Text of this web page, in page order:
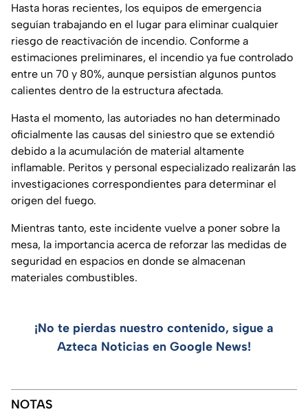
Hasta horas recientes, los equipos de emergencia
seguían trabajando en el lugar para eliminar cualquier
riesgo de reactivación de incendio. Conforme a
estimaciones preliminares, el incendio ya fue controlado
entre un 70 y 80%, aunque persistían algunos puntos
calientes dentro de la estructura afectada.
Hasta el momento, las autoriades no han determinado
oficialmente las causas del siniestro que se extendió
debido a la acumulación de material altamente
inflamable. Peritos y personal especializado realizarán las
investigaciones correspondientes para determinar el
origen del fuego.
Mientras tanto, este incidente vuelve a poner sobre la
mesa, la importancia acerca de reforzar las medidas de
seguridad en espacios en donde se almacenan
materiales combustibles.
¡No te pierdas nuestro contenido, sigue a
Azteca Noticias en Google News!
NOTAS